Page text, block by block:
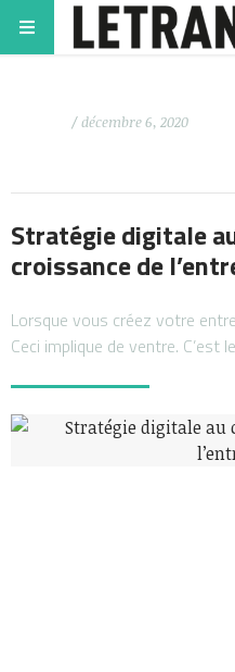
/ décembre 6, 2020
Stratégie digitale
croissance de
Lorsque vous créez votre
Ceci implique de ventre. C’est